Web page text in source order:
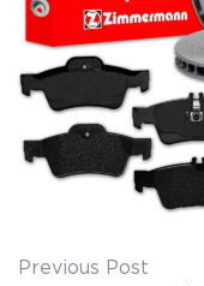
Previous Post